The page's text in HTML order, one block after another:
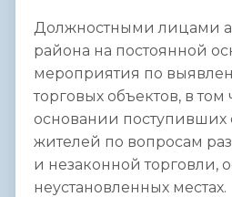
Должностными лицами
района на постоянной
мероприятия по
торговых объектов, в том
основании
жителей по вопросам
и незаконной торговли,
неустановленных местах.